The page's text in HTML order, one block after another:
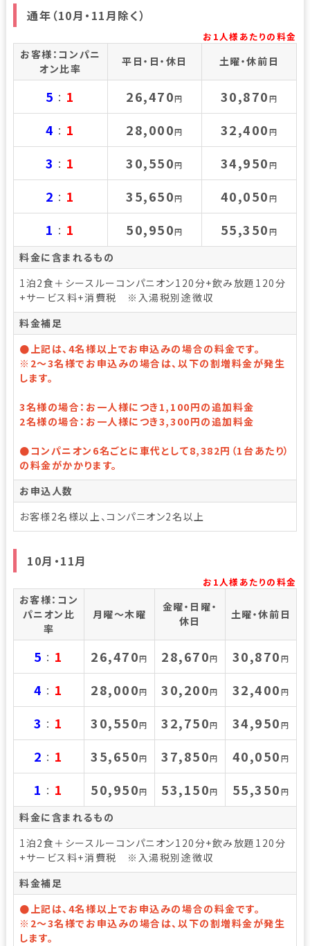
通年（10月・11月除く）
お1人様あたりの料金
お客様：コンパニ
オン比率
平日・日・休日 土曜・休前日
5 ： 1 26,470円 30,870円
4 ： 1 28,000円 32,400円
3 ： 1 30,550円 34,950円
2 ： 1 35,650円 40,050円
1 ： 1 50,950円 55,350円
料金に含まれるもの
1泊2食＋シースルーコンパニオン120分+飲み放題120分
+サービス料+消費税 ※入湯税別途徴収
料金補足
●上記は、4名様以上でお申込みの場合の料金です。
※2～3名様でお申込みの場合は、以下の割増料金が発生
します。
3名様の場合：お一人様につき1,100円の追加料金
2名様の場合：お一人様につき3,300円の追加料金
●コンパニオン6名ごとに車代として8,382円（1台あたり）
の料金がかかります。
お申込人数
お客様2名様以上、コンパニオン2名以上
10月・11月
お1人様あたりの料金
お客様：コン
パニオン比
率
月曜～木曜
金曜・日曜・
休日
土曜・休前日
5 ： 1 26,470円 28,670円 30,870円
4 ： 1 28,000円 30,200円 32,400円
3 ： 1 30,550円 32,750円 34,950円
2 ： 1 35,650円 37,850円 40,050円
1 ： 1 50,950円 53,150円 55,350円
料金に含まれるもの
1泊2食＋シースルーコンパニオン120分+飲み放題120分
+サービス料+消費税 ※入湯税別途徴収
料金補足
●上記は、4名様以上でお申込みの場合の料金です。
※2～3名様でお申込みの場合は、以下の割増料金が発生
します。